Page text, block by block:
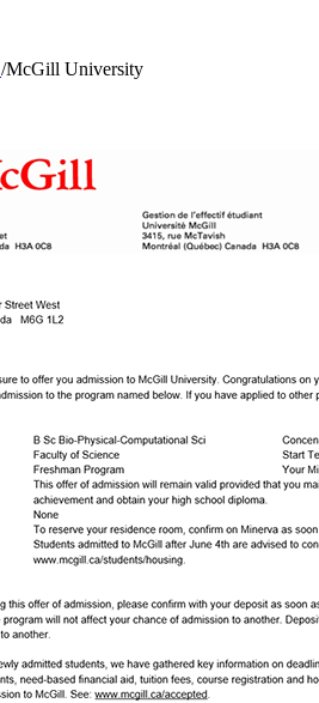
/McGill University